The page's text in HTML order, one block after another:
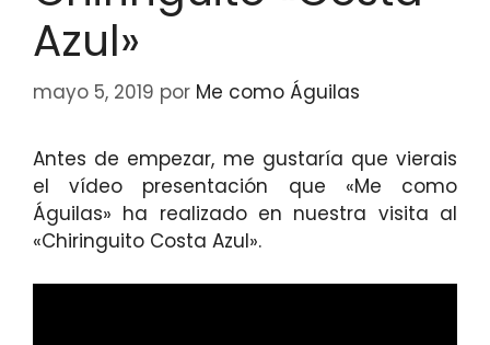
Azul»
mayo 5, 2019 por Me como Águilas
Antes de empezar, me gustaría que vierais
el vídeo presentación que «Me como
Águilas» ha realizado en nuestra visita al
«Chiringuito Costa Azul».